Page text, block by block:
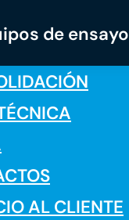
de ensayo
AL CLIENTE